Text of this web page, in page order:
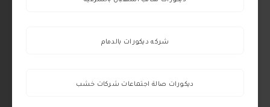
شركه ديكورات بالدمام
ديكورات صالة اجتماعات شركات خشب